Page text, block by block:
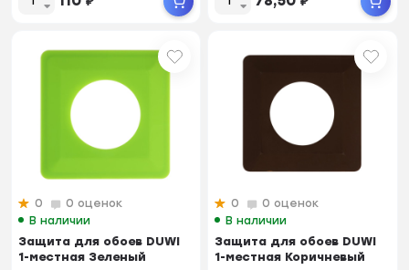
0
0 оценок
В наличии
Защита для обоев DUWI
1-местная Зеленый
0
0 оценок
В наличии
Защита для обоев DUWI
1-местная Коричневый